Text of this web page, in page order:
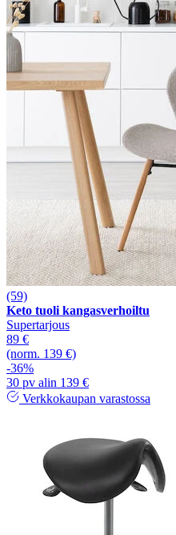
(59)
Keto tuoli kangasverhoiltu
Supertarjous
89 €
(norm. 139 €)
-36%
30 pv alin 139 €
Verkkokaupan varastossa